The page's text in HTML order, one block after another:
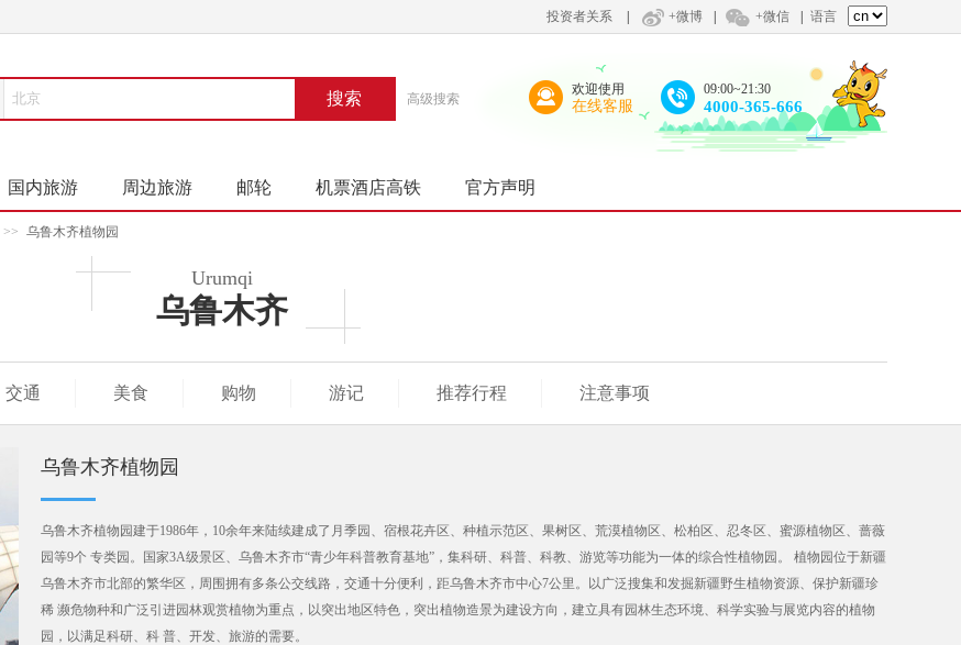
投资者关系 +微博 +微信 语言
搜索 高级搜索
欢迎使用
在线客服
09:00~21:30
4000-365-666
国内旅游 周边旅游 邮轮 机票酒店高铁 官方声明
>> 乌鲁木齐植物园
Urumqi
乌鲁木齐
交通 美食 购物 游记 推荐行程 注意事项
乌鲁木齐植物园
乌鲁木齐植物园建于1986年，10余年来陆续建成了月季园、宿根花卉区、种植示范区、果树区、荒漠植物区、松柏区、忍冬区、蜜源植物区、蔷薇
园等9个 专类园。国家3A级景区、乌鲁木齐市“青少年科普教育基地”，集科研、科普、科教、游览等功能为一体的综合性植物园。 植物园位于新疆
乌鲁木齐市北部的繁华区，周围拥有多条公交线路，交通十分便利，距乌鲁木齐市中心7公里。以广泛搜集和发掘新疆野生植物资源、保护新疆珍
稀 濒危物种和广泛引进园林观赏植物为重点，以突出地区特色，突出植物造景为建设方向，建立具有园林生态环境、科学实验与展览内容的植物
园，以满足科研、科 普、开发、旅游的需要。